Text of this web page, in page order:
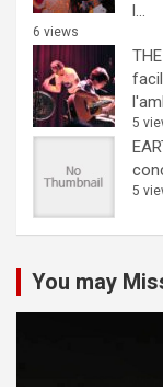
l...
6 views
5
5
You may